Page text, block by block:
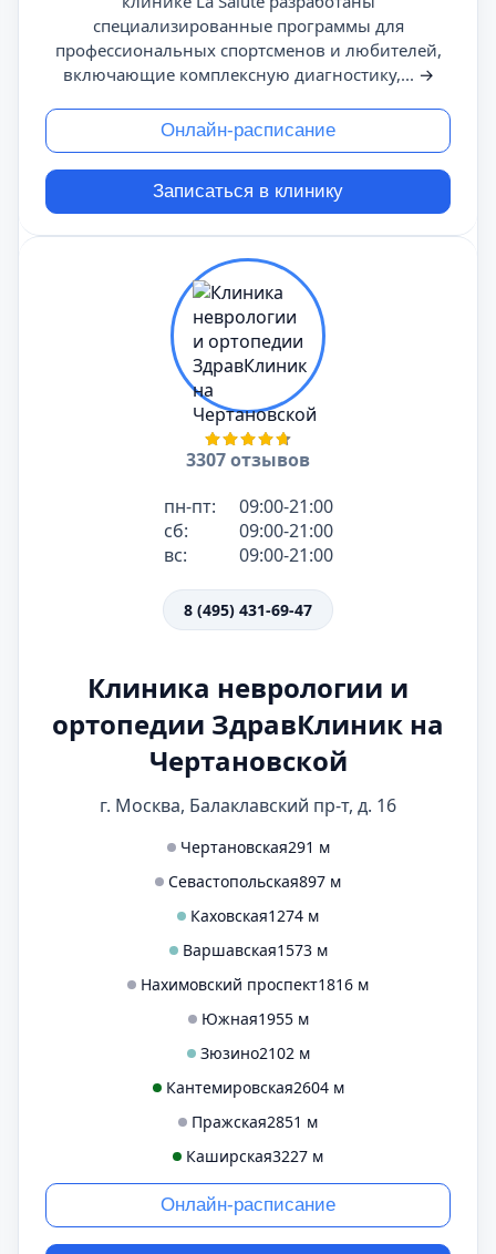
специализированные программы для
профессиональных спортсменов и любителей,
включающие комплексную диагностику,... →
Онлайн-расписание
Записаться в клинику
3307 отзывов
пн-пт:
09:00-21:00
сб:
09:00-21:00
вс:
09:00-21:00
8 (495) 431-69-47
Клиника неврологии и
ортопедии ЗдравКлиник на
Чертановской
г. Москва, Балаклавский пр-т, д. 16
Чертановская291 м
Севастопольская897 м
Каховская1274 м
Варшавская1573 м
Нахимовский проспект1816 м
Южная1955 м
Зюзино2102 м
Кантемировская2604 м
Пражская2851 м
Каширская3227 м
Онлайн-расписание